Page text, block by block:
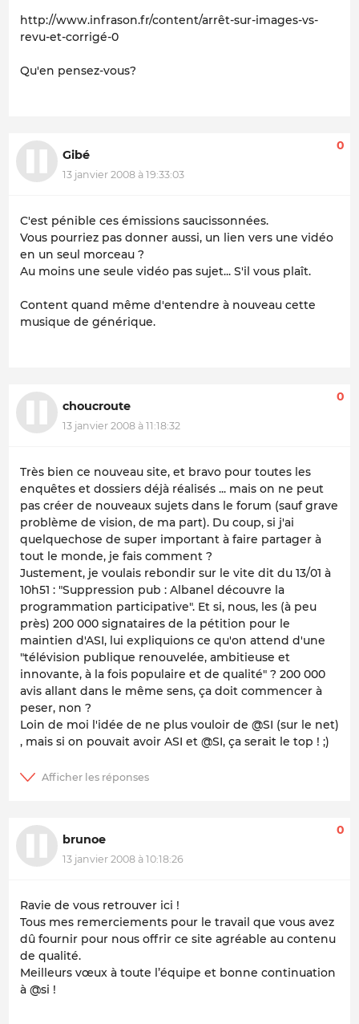
http://www.infrason.fr/content/arrêt-sur-images-vs-
revu-et-corrigé-0
Qu'en pensez-vous?
Gibé
13 janvier 2008 à 19:33:03
0
C'est pénible ces émissions saucissonnées.
Vous pourriez pas donner aussi, un lien vers une vidéo
en un seul morceau ?
Au moins une seule vidéo pas sujet... S'il vous plaît.
Content quand même d'entendre à nouveau cette
musique de générique.
choucroute
13 janvier 2008 à 11:18:32
0
Très bien ce nouveau site, et bravo pour toutes les
enquêtes et dossiers déjà réalisés ... mais on ne peut
pas créer de nouveaux sujets dans le forum (sauf grave
problème de vision, de ma part). Du coup, si j'ai
quelquechose de super important à faire partager à
tout le monde, je fais comment ?
Justement, je voulais rebondir sur le vite dit du 13/01 à
10h51 : "Suppression pub : Albanel découvre la
programmation participative". Et si, nous, les (à peu
près) 200 000 signataires de la pétition pour le
maintien d'ASI, lui expliquions ce qu'on attend d'une
"télévision publique renouvelée, ambitieuse et
innovante, à la fois populaire et de qualité" ? 200 000
avis allant dans le même sens, ça doit commencer à
peser, non ?
Loin de moi l'idée de ne plus vouloir de @SI (sur le net)
, mais si on pouvait avoir ASI et @SI, ça serait le top ! ;)
brunoe
13 janvier 2008 à 10:18:26
0
Ravie de vous retrouver ici !
Tous mes remerciements pour le travail que vous avez
dû fournir pour nous offrir ce site agréable au contenu
de qualité.
Meilleurs vœux à toute l’équipe et bonne continuation
à @si !